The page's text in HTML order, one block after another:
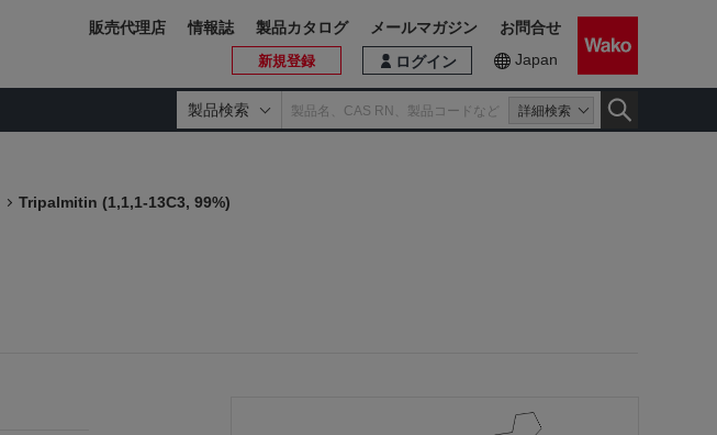
製品検索 詳細検索
ログイン
新規登録 Japan
販売代理店 情報誌 製品カタログ メールマガジン お問合せ
Tripalmitin (1,1,1-13C3, 99%)